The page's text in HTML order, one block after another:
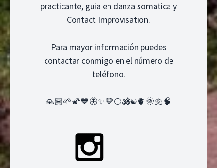
practicante, guia en danza somatica y
Contact Improvisation.
Para mayor información puedes
contactar conmigo en el número de
teléfono.
🙏🏾🌱🌠💙🦋✨🤎🌕🕉️☯️🫀🌞🫁🧠